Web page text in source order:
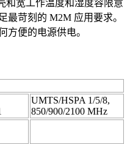
和宽工作温度和湿度容限意
最苛刻的 M2M 应用要求。
方便的电源供电。
UMTS/HSPA 1/5/8,
850/900/2100 MHz